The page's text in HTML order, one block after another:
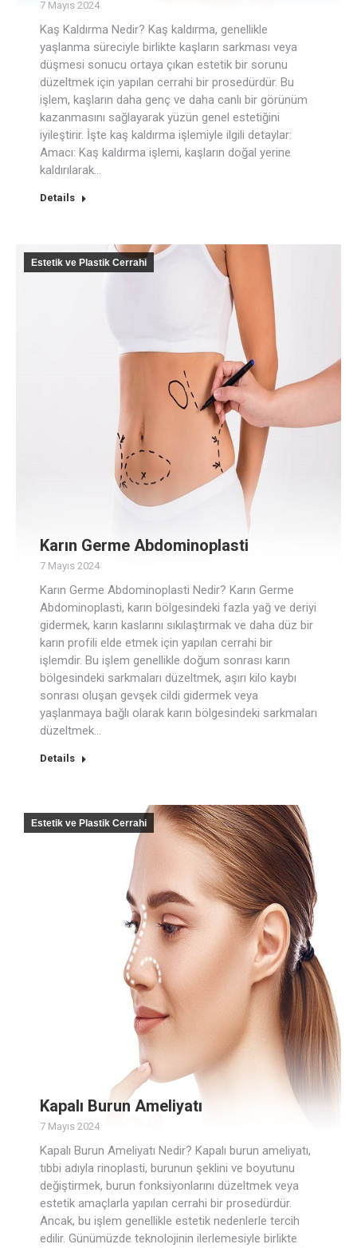
7 Mayıs 2024
Kaş Kaldırma Nedir? Kaş kaldırma, genellikle
yaşlanma süreciyle birlikte kaşların sarkması veya
düşmesi sonucu ortaya çıkan estetik bir sorunu
düzeltmek için yapılan cerrahi bir prosedürdür. Bu
işlem, kaşların daha genç ve daha canlı bir görünüm
kazanmasını sağlayarak yüzün genel estetiğini
iyileştirir. İşte kaş kaldırma işlemiyle ilgili detaylar:
Amacı: Kaş kaldırma işlemi, kaşların doğal yerine
kaldırılarak…
Details
Estetik ve Plastik Cerrahi
Karın Germe Abdominoplasti
7 Mayıs 2024
Karın Germe Abdominoplasti Nedir? Karın Germe
Abdominoplasti, karın bölgesindeki fazla yağ ve deriyi
gidermek, karın kaslarını sıkılaştırmak ve daha düz bir
karın profili elde etmek için yapılan cerrahi bir
işlemdir. Bu işlem genellikle doğum sonrası karın
bölgesindeki sarkmaları düzeltmek, aşırı kilo kaybı
sonrası oluşan gevşek cildi gidermek veya
yaşlanmaya bağlı olarak karın bölgesindeki sarkmaları
düzeltmek…
Details
Estetik ve Plastik Cerrahi
Kapalı Burun Ameliyatı
7 Mayıs 2024
Kapalı Burun Ameliyatı Nedir? Kapalı burun ameliyatı,
tıbbi adıyla rinoplasti, burunun şeklini ve boyutunu
değiştirmek, burun fonksiyonlarını düzeltmek veya
estetik amaçlarla yapılan cerrahi bir prosedürdür.
Ancak, bu işlem genellikle estetik nedenlerle tercih
edilir. Günümüzde teknolojinin ilerlemesiyle birlikte